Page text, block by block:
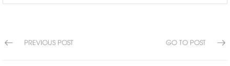
PREVIOUS POST GO TO POST